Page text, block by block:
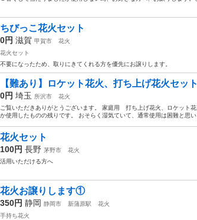
ちびっこ花火セット
0円 滋賀 甲賀市
花火
花火セット
不要になったため、取りにきてくれる方を優先にお譲りします。
【難あり】ロケット花火、打ち上げ花火セット
0円 埼玉 所沢市
花火
ご覧いただきありがとうございます。 家庭用 打ち上げ花火、ロケット
か使用したものの残りです。 おそらく湿気ていて、通常使用は困難と思
花火セット
100円 長野 茅野市
花火
活用いただける方へ
花火お譲りします①
350円 静岡 静岡市 新蒲原駅
花火
手持ち花火